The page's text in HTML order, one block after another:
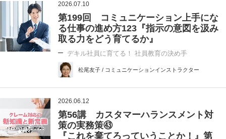
2026.07.10
第199回 コミュニケーション上手にな
る仕事の進め方123『指示の意図を汲み
取る力をどう育てるか』
デキル社員に育てる！ 社員教育の決め手
松尾友子 / コミュニケーションインストラクター
2026.06.12
第56講 カスタマーハランスメント対
策の実務策㊸
『これを棄てろっていうことか！』第